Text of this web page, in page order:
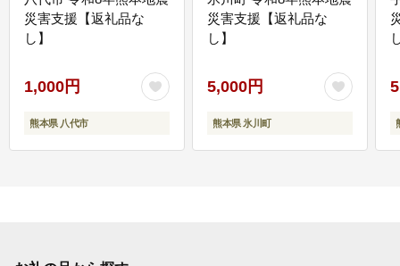
災害支援【返礼品な
し】
1,000円
熊本県 八代市
災害支援【返礼品な
し】
5,000円
熊本県 氷川町